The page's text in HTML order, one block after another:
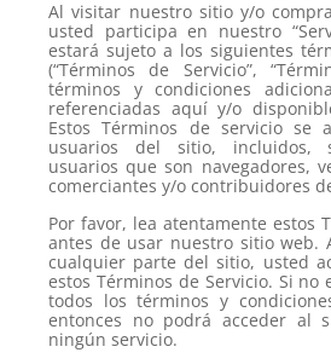
Al visitar nuestro sitio y/o
usted participa en nuestro
estará sujeto a los siguientes
(“Términos de Servicio”,
términos y condiciones
referenciadas aquí y/o
Estos Términos de servicio se
usuarios del sitio, incluidos,
usuarios que son navegadores,
comerciantes y/o contribuidores
Por favor, lea atentamente estos
antes de usar nuestro sitio web.
cualquier parte del sitio, usted
estos Términos de Servicio. Si no
todos los términos y
entonces no podrá acceder al
ningún servicio.